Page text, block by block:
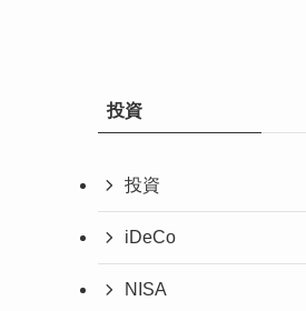
投資
投資
iDeCo
NISA